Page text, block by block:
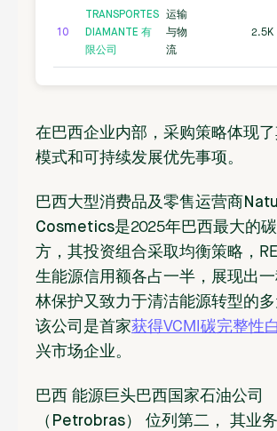
10
TRANSPORTES
DIAMANTE 有
限公司
运输
与物
流
2.5K
在巴西企业内部，采购策略体现
模式和可持续发展优先事项。
巴西大型消费品及零售运营商
Cosmetics是2025年巴西最大的
方，其投资组合采取均衡策略，
生能源信用额各占一半，展现出
林保护又致力于清洁能源转型的多
该公司是首家获得VCMI碳完整性
兴市场企业。
巴西 能源巨头巴西国家石油公司
（Petrobras） 位列第二 ， 其业